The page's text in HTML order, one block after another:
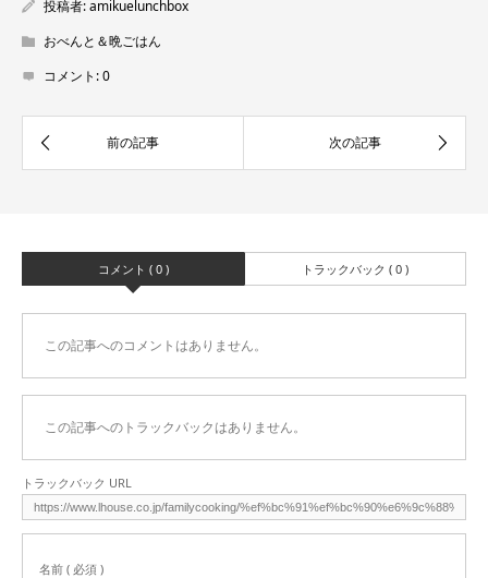
投稿者:amikuelunchbox
おべんと＆晩ごはん
コメント:0
コメント ( 0 ) トラックバック ( 0 )
この記事へのコメントはありません。
この記事へのトラックバックはありません。
トラックバック URL
名前 ( 必須 )